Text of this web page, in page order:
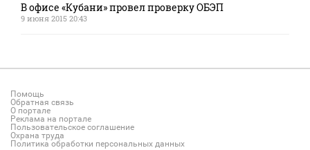
В офисе «Кубани» провел проверку ОБЭП
9 июня 2015 20:43
Помощь
Обратная связь
О портале
Реклама на портале
Пользовательское соглашение
Охрана труда
Политика обработки персональных данных